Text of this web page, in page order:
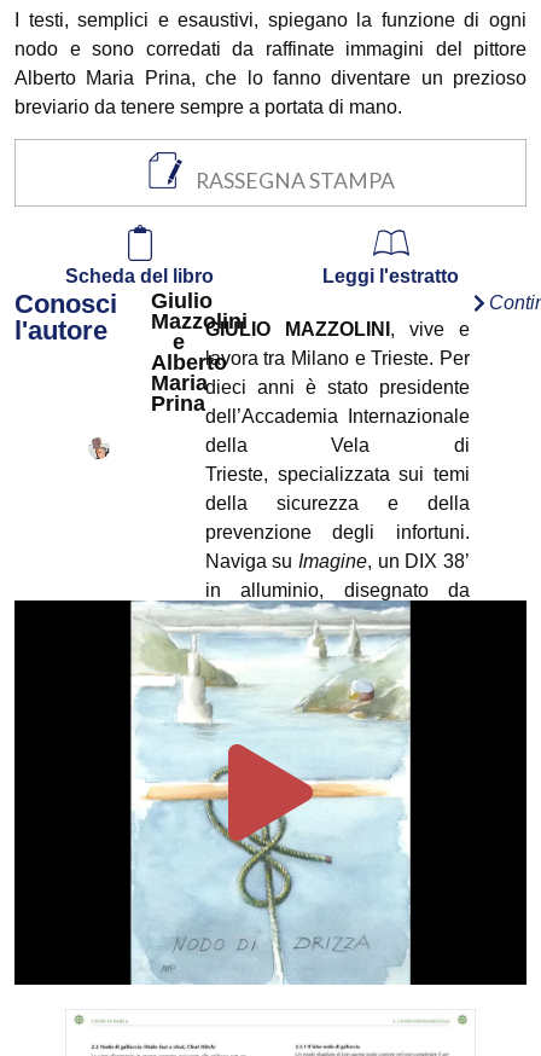
I testi, semplici e esaustivi, spiegano la funzione di ogni
nodo e sono corredati da raffinate immagini del pittore
Alberto Maria Prina, che lo fanno diventare un prezioso
breviario da tenere sempre a portata di mano.
RASSEGNA STAMPA
Scheda del libro Leggi l'estratto
Conosci
l'autore
Giulio
Mazzolini
e
Alberto
Maria
Prina
GIULIO MAZZOLINI , vive e
lavora tra Milano e Trieste. Per
dieci anni è stato presidente
dell’Accademia Internazionale
della Vela di
Trieste, specializzata sui temi
della sicurezza e della
prevenzione degli infortuni.
Naviga su Imagine, un DIX 38’
in alluminio, disegnato da
Dudley Dix.
Scrive regolarmente su
«Bolina» articoli tecnici di
nautica e tiene conferenze sui
temi della corrosione e della
sicurezza in mare.
www.aaiv.it
ALBERTO MARIA PRINA
nasce e vive a Milano, studia
alla Accademia di Brera.
Pittore, grafico, designer ed
editore delle riviste «Area» e
«Invece» progetta e coordina
mostre culturali per diversi Enti
pubblici in Italia e all’estero.